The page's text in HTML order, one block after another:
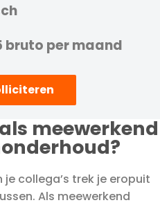
bruto per maand
meewerkend
collega’s trek je eropuit
Als meewerkend